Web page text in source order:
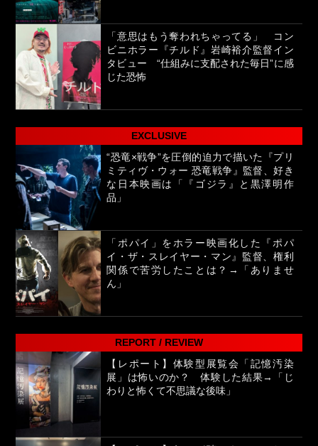
「意思はもう奪われちゃってる」 コン
ビニホラー『チルド』岩崎裕介監督イン
タビュー “仕組みに支配された毎日”に感
じた恐怖
EXCLUSIVE
“恐竜×戦争”を圧倒的迫力で描いた『プリ
ミティヴ・ウォー 恐竜戦争』監督、好き
な日本映画は「『ゴジラ』と黒澤明作
品」
「ポパイ」をホラー映画化した『ポパ
イ・ザ・スレイヤー・マン』監督、権利
関係で苦労したことは？→「ありませ
ん」
REPORT / REVIEW
【レポート】体験型展覧会「記憶汚染
展」は怖いのか？ 体験した結果→「じ
わりと怖くて不思議な後味」